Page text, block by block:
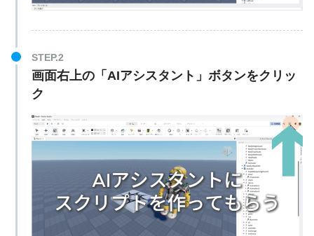
STEP.2
画面右上の「AIアシスタント」ボタンをクリッ
ク